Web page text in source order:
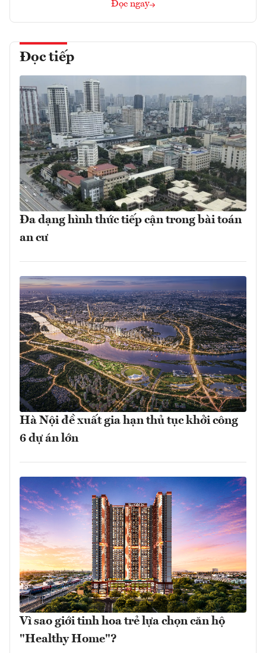
Đọc ngay
Đọc tiếp
Đa dạng hình thức tiếp cận trong bài toán
an cư
Hà Nội đề xuất gia hạn thủ tục khởi công
6 dự án lớn
Vì sao giới tinh hoa trẻ lựa chọn căn hộ
"Healthy Home"?